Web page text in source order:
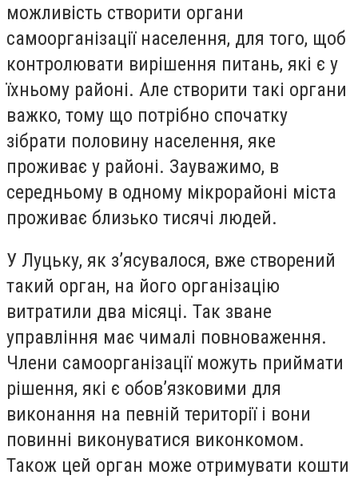
можливість створити органи
самоорганізації населення, для того, щоб
контролювати вирішення питань, які є у
їхньому районі. Але створити такі органи
важко, тому що потрібно спочатку
зібрати половину населення, яке
проживає у районі. Зауважимо, в
середньому в одному мікрорайоні міста
проживає близько тисячі людей.
У Луцьку, як з’ясувалося, вже створений
такий орган, на його організацію
витратили два місяці. Так зване
управління має чималі повноваження.
Члени самоорганізації можуть приймати
рішення, які є обов’язковими для
виконання на певній території і вони
повинні виконуватися виконкомом.
Також цей орган може отримувати кошти